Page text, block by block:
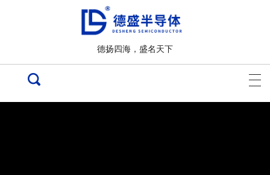
德扬四海，盛名天下